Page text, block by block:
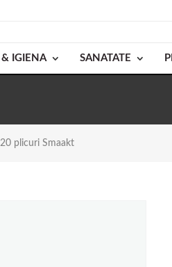
& IGIENA SANATATE
plicuri Smaakt